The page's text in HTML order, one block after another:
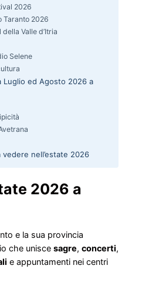
2026
Taranto 2026
Valle d’Itria
Selene
Luglio ed Agosto 2026 a
nell’estate 2026
2026 a
e la sua provincia
che unisce sagre, concerti,
e appuntamenti nei centri